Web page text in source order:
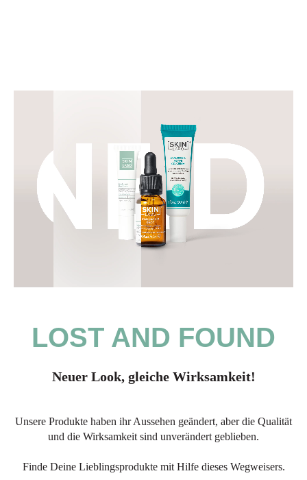
LOST AND FOUND
Neuer Look, gleiche Wirksamkeit!
Unsere Produkte haben ihr Aussehen geändert, aber die Qualität
und die Wirksamkeit sind unverändert geblieben.
Finde Deine Lieblingsprodukte mit Hilfe dieses Wegweisers.